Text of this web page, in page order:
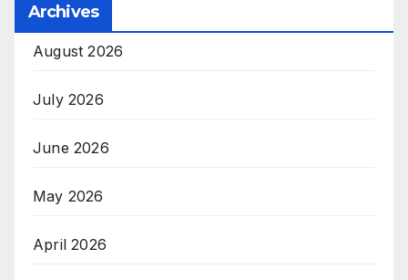
Archives
August 2026
July 2026
June 2026
May 2026
April 2026